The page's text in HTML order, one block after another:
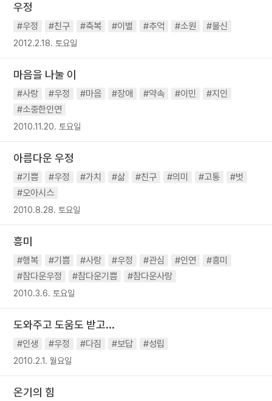
우정
#우정 #친구 #축복 #이별 #추억 #소원 #불신
2012.2.18. 토요일
마음을 나눌 이
#사랑 #우정 #마음 #장애 #약속 #이민
#지인
#소중한인연
2010.11.20. 토요일
아름다운 우정
#기쁨 #우정 #가치 #삶 #친구 #의미 #고통
#벗
#오아시스
2010.8.28. 토요일
흥미
#행복 #기쁨 #사랑 #우정 #관심 #인연
#흥미
#참다운우정
#참다운기쁨 #참다운사랑
2010.3.6. 토요일
도와주고 도움도 받고...
#인생 #우정 #다짐 #보답 #성립
2010.2.1. 월요일
온기의 힘